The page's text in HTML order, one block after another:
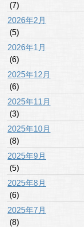
(7)
2026年2月
(5)
2026年1月
(6)
2025年12月
(6)
2025年11月
(3)
2025年10月
(8)
2025年9月
(5)
2025年8月
(6)
2025年7月
(8)